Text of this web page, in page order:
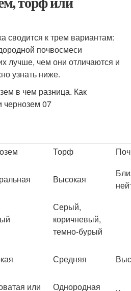
сводится к трем вариантам:
почвосмеси
лучше, чем они отличаются и
узнать ниже.
Торф
Высокая
Серый,
коричневый,
темно-бурый
Средняя
или
Однородная